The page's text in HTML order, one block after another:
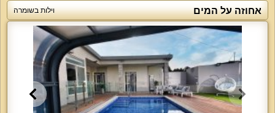
אחוזה על המים וילות בשומרה